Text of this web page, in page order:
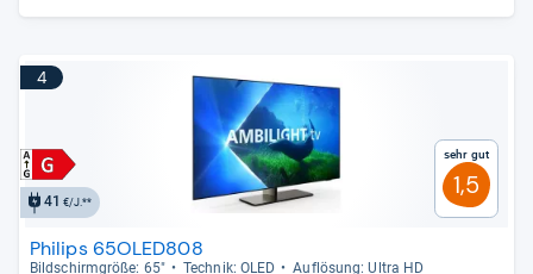
4
41 €/J.**
Sehr gut
1,5
Philips 65OLED808
Bild­schirm­größe: 65" Tech­nik: OLED
Auf­lö­sung: Ultra HD